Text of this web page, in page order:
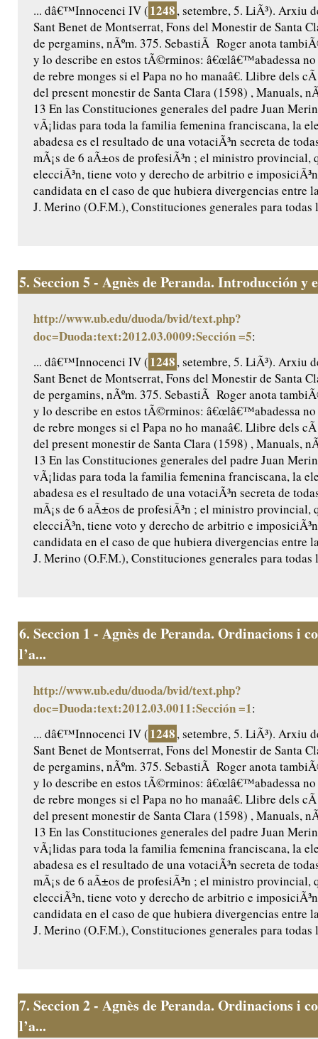
... dâ€™Innocenci IV (1248, setembre, 5. LiÃ³). Arxiu
Sant Benet de Montserrat, Fons del Monestir de Santa
de pergamins, nÃºm. 375. SebastiÃ Roger anota
y lo describe en estos tÃ©rminos: â€œlâ€™abadessa
de rebre monges si el Papa no ho manaâ€. Llibre dels
del present monestir de Santa Clara (1598) , Manuals,
13 En las Constituciones generales del padre Juan
vÃ¡lidas para toda la familia femenina franciscana, la
abadesa es el resultado de una votaciÃ³n secreta de
mÃ¡s de 6 aÃ±os de profesiÃ³n ; el ministro provincial,
elecciÃ³n, tiene voto y derecho de arbitrio e
candidata en el caso de que hubiera divergencias entre
J. Merino (O.F.M.), Constituciones generales para todas
5. Seccion 5 - Agnès de Peranda. Introducción y
http://www.ub.edu/duoda/bvid/text.php?
doc=Duoda:text:2012.03.0009:Sección =5:
... dâ€™Innocenci IV (1248, setembre, 5. LiÃ³). Arxiu
Sant Benet de Montserrat, Fons del Monestir de Santa
de pergamins, nÃºm. 375. SebastiÃ Roger anota
y lo describe en estos tÃ©rminos: â€œlâ€™abadessa
de rebre monges si el Papa no ho manaâ€. Llibre dels
del present monestir de Santa Clara (1598) , Manuals,
13 En las Constituciones generales del padre Juan
vÃ¡lidas para toda la familia femenina franciscana, la
abadesa es el resultado de una votaciÃ³n secreta de
mÃ¡s de 6 aÃ±os de profesiÃ³n ; el ministro provincial,
elecciÃ³n, tiene voto y derecho de arbitrio e
candidata en el caso de que hubiera divergencias entre
J. Merino (O.F.M.), Constituciones generales para todas
6. Seccion 1 - Agnès de Peranda. Ordinacions i
l’a...
http://www.ub.edu/duoda/bvid/text.php?
doc=Duoda:text:2012.03.0011:Sección =1:
... dâ€™Innocenci IV (1248, setembre, 5. LiÃ³). Arxiu
Sant Benet de Montserrat, Fons del Monestir de Santa
de pergamins, nÃºm. 375. SebastiÃ Roger anota
y lo describe en estos tÃ©rminos: â€œlâ€™abadessa
de rebre monges si el Papa no ho manaâ€. Llibre dels
del present monestir de Santa Clara (1598) , Manuals,
13 En las Constituciones generales del padre Juan
vÃ¡lidas para toda la familia femenina franciscana, la
abadesa es el resultado de una votaciÃ³n secreta de
mÃ¡s de 6 aÃ±os de profesiÃ³n ; el ministro provincial,
elecciÃ³n, tiene voto y derecho de arbitrio e
candidata en el caso de que hubiera divergencias entre
J. Merino (O.F.M.), Constituciones generales para todas
7. Seccion 2 - Agnès de Peranda. Ordinacions i
l’a...